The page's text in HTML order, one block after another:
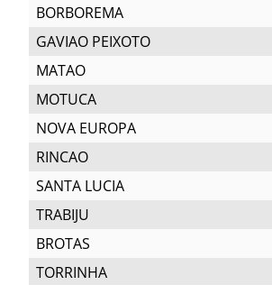
BORBOREMA
GAVIAO PEIXOTO
MATAO
MOTUCA
NOVA EUROPA
RINCAO
SANTA LUCIA
TRABIJU
BROTAS
TORRINHA